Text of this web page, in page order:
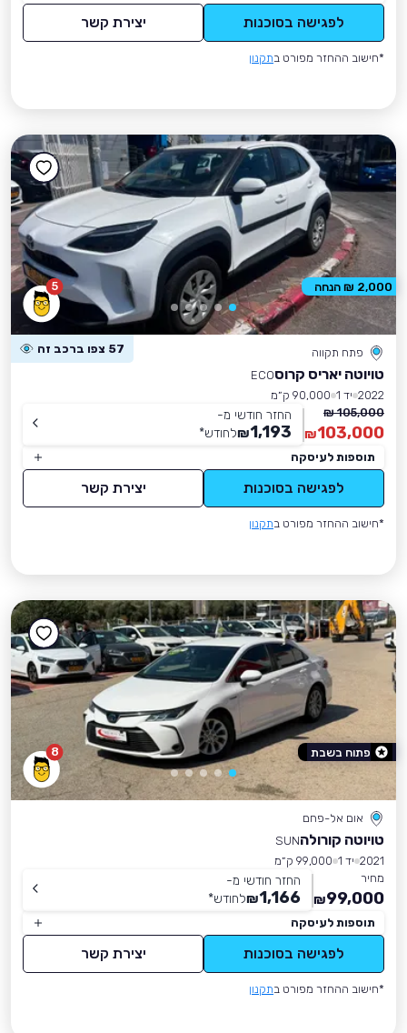
לפגישה בסוכנות יצירת קשר
*חישוב ההחזר מפורט בתקנון
5
פתח תקווה 57 צפו ברכב זה
טויוטה יאריס קרוסECO
2022 יד 1
90,000 ק״מ
105,000 ₪
103,000
₪
החזר חודשי מ-
1,193
₪לחודש*
תוספות לעיסקה
לפגישה בסוכנות יצירת קשר
*חישוב ההחזר מפורט בתקנון
2,000 ₪ הנחה
8
אום אל-פחם
טויוטה קורולהSUN
2021 יד 1
99,000 ק״מ
מחיר
99,000
₪
החזר חודשי מ-
1,166
₪לחודש*
תוספות לעיסקה
לפגישה בסוכנות יצירת קשר
*חישוב ההחזר מפורט בתקנון
פתוח בשבת